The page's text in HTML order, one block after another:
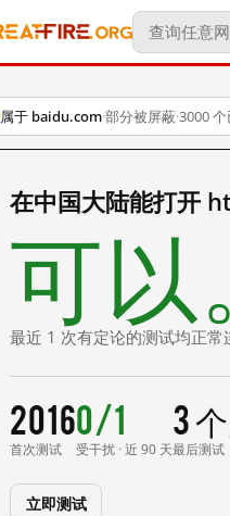
属于 baidu.com·部分被屏蔽·3000
在中国大陆能打开
可以
最近 1 次有定论的测试均正常
2016
首次测试
0/1
受干扰 · 近 90 天
3
最后测试
立即测试